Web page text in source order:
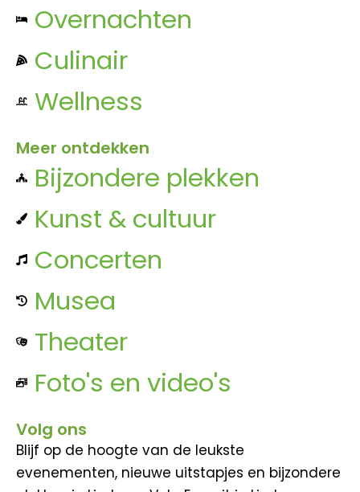
Overnachten
Culinair
Wellness
Meer ontdekken
Bijzondere plekken
Kunst & cultuur
Concerten
Musea
Theater
Foto's en video's
Volg ons
Blijf op de hoogte van de leukste
evenementen, nieuwe uitstapjes en bijzondere